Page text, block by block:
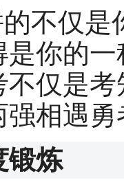
不仅
你的
仅是
相遇勇
锻炼